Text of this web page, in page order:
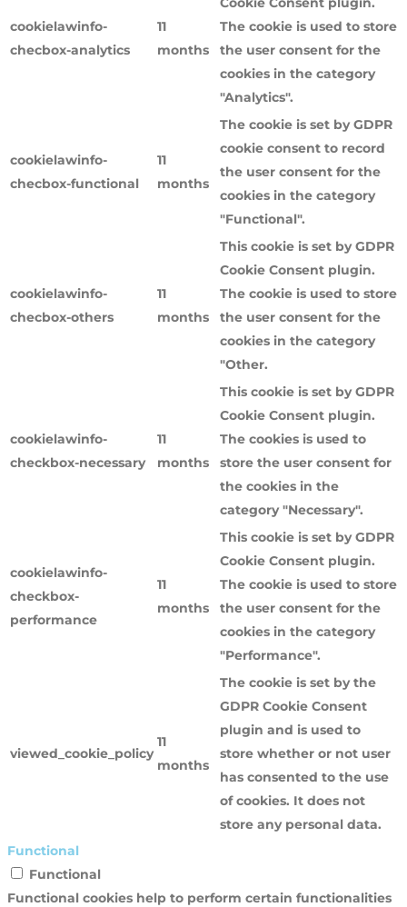
cookielawinfo-
checbox-analytics
11
months
The cookie is used to store
the user consent for the
cookies in the category
"Analytics".
cookielawinfo-
checbox-functional
11
months
The cookie is set by GDPR
cookie consent to record
the user consent for the
cookies in the category
"Functional".
cookielawinfo-
checbox-others
11
months
This cookie is set by GDPR
Cookie Consent plugin.
The cookie is used to store
the user consent for the
cookies in the category
"Other.
cookielawinfo-
checkbox-necessary
11
months
This cookie is set by GDPR
Cookie Consent plugin.
The cookies is used to
store the user consent for
the cookies in the
category "Necessary".
cookielawinfo-
checkbox-
performance
11
months
This cookie is set by GDPR
Cookie Consent plugin.
The cookie is used to store
the user consent for the
cookies in the category
"Performance".
viewed_cookie_policy
11
months
The cookie is set by the
GDPR Cookie Consent
plugin and is used to
store whether or not user
has consented to the use
of cookies. It does not
store any personal data.
Functional
Functional
Functional cookies help to perform certain functionalities